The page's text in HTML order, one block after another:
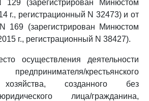
(зарегистрирован Минюстом
г., регистрационный N 32473) и от
169 (зарегистрирован Минюстом
г., регистрационный N 38427).
осуществления деятельности
предпринимателя/крестьянского
хозяйства, созданного без
лица/гражданина,